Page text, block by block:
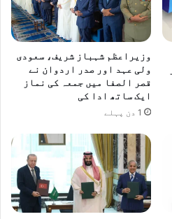
وزیراعظم شہباز شریف، سعودی
ولی عہد اور صدر اردوان نے
قصر الصفا میں جمعہ کی نماز
ایک ساتھ ادا کی
1 دن پہلے